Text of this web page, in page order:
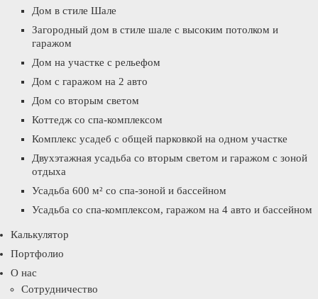
Дом в стиле Шале
Загородный дом в стиле шале с высоким потолком и
гаражом
Дом на участке с рельефом
Дом с гаражом на 2 авто
Дом со вторым светом
Коттедж со спа-комплексом
Комплекс усадеб с общей парковкой на одном участке
Двухэтажная усадьба со вторым светом и гаражом с зоной
отдыха
Усадьба 600 м² со спа-зоной и бассейном
Усадьба со спа-комплексом, гаражом на 4 авто и бассейном
Калькулятор
Портфолио
О нас
Сотрудничество